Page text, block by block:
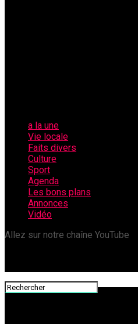
a la une
Vie locale
Faits divers
Culture
Sport
Agenda
Les bons plans
Annonces
Vidéo
Allez sur notre chaîne YouTube